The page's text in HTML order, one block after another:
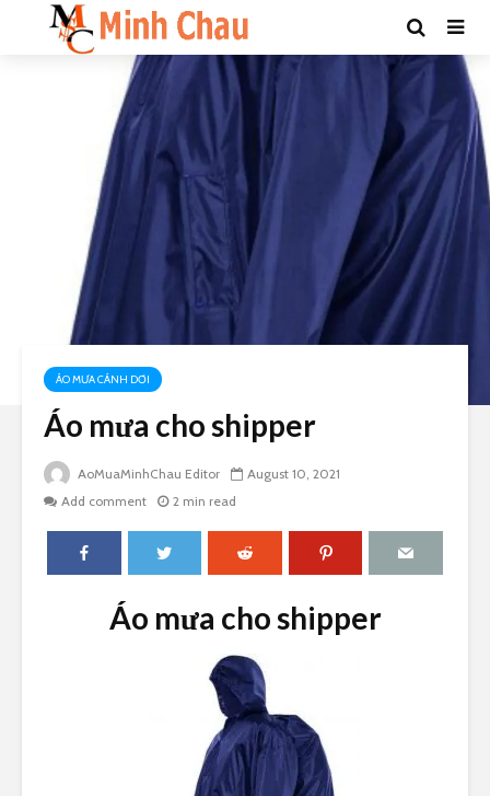
ÁO MƯA CÁNH DƠI
Áo mưa cho shipper
AoMuaMinhChau Editor
August 10, 2021
Add comment
2 min read
Áo mưa cho shipper